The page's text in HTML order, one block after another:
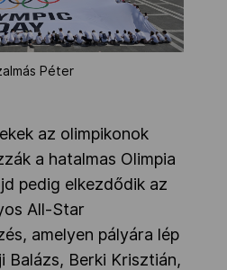
Péter
az olimpikonok
a hatalmas Olimpia
pedig elkezdődik az
All-Star
amelyen pályára lép
Balázs, Berki Krisztián,